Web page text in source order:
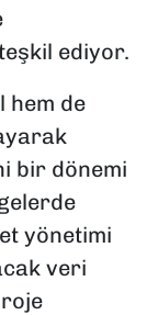
ediyor.
hem de
bir dönemi
yönetimi
veri